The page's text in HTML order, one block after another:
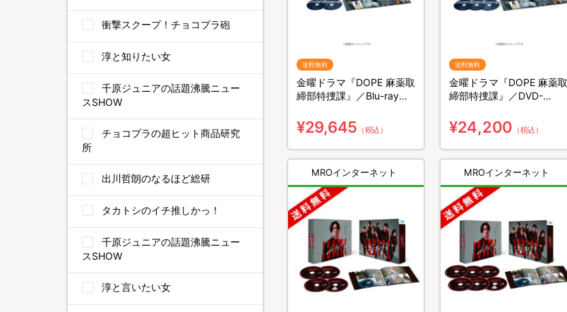
送料無料
金曜ドラマ『DOPE 麻薬取
締部特捜課』／Blu-ray
¥29,645 （税込）
送料無料
金曜ドラマ『DOPE 麻薬取
締部特捜課』／DVD-
¥24,200 （税込）
MROインターネット MROインターネット
衝撃スクープ！チョコプラ砲
淳と知りたい女
千原ジュニアの話題沸騰ニュー
スSHOW
チョコプラの超ヒット商品研究
所
出川哲朗のなるほど総研
タカトシのイチ推しかっ！
千原ジュニアの話題沸騰ニュー
スSHOW
淳と言いたい女